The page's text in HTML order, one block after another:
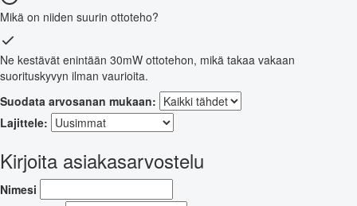
Mikä on niiden suurin ottoteho?
Ne kestävät enintään 30mW ottotehon, mikä takaa vakaan
suorituskyvyn ilman vaurioita.
Suodata arvosanan mukaan:
Lajittele:
Kirjoita asiakasarvostelu
Nimesi